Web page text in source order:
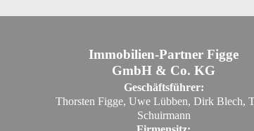
Immobilien-Partner Figge
GmbH & Co. KG
Geschäftsführer:
Thorsten Figge, Uwe Lübben, Dirk Blech,
Schuirmann